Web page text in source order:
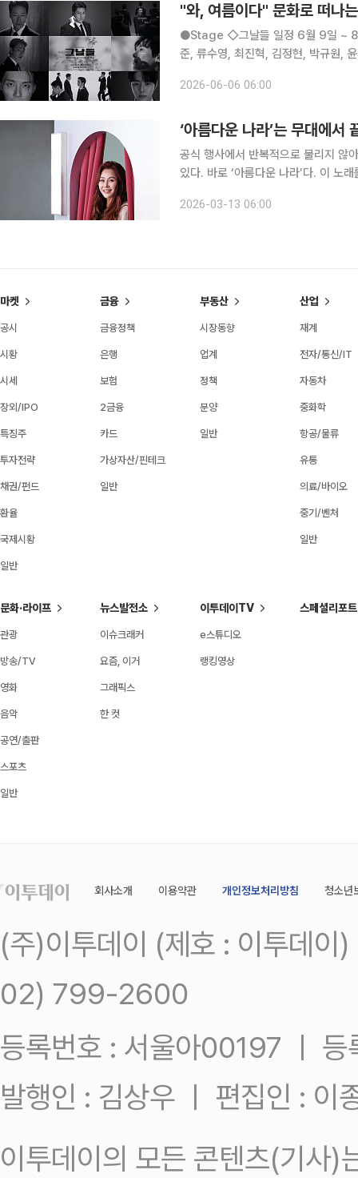
"와, 여름이다" 문화로 떠나
●Stage ◇그날들 일정 6월 9일 ~ 8월 23일 장소 디큐브 링크아트센터 연출 장유정 출연 엄기
준, 류수영, 최진혁, 김정현, 박규원, 윤시윤, 산들, 유선호 등
실을 배경으로 1992년 과
2026-06-06 06:00
‘아름다운 나라’는 무대에서
공식 행사에서 반복적으로 불리지 않
있다. 바로 ‘아름다운 나라’다. 이 노래를 부른 가수 신문희는 ‘제2의 애국가’라는 표현을 좋아하지
니다”라고 말한다. 신문희에게 ‘아름
2026-03-13 06:00
마켓
공시
시황
시세
장외/IPO
특징주
투자전략
채권/펀드
환율
국제시황
일반
금융
금융정책
은행
보험
2금융
카드
가상자산/핀테크
일반
부동산
시장동향
업계
정책
분양
일반
산업
재계
전자/통신/IT
자동차
중화학
항공/물류
유통
의료/바이오
중기/벤처
일반
문화·라이프
관광
방송/TV
영화
음악
공연/출판
스포츠
일반
뉴스발전소
이슈크래커
요즘, 이거
그래픽스
한 컷
이투데이TV
e스튜디오
랭킹영상
스페셜리포트
회사소개 이용약관 개인정보처리방침 청소년
(주)이투데이 (제호 : 이투데
02) 799-2600
등록번호 : 서울아00197 ㅣ
발행인 : 김상우 ㅣ 편집인 : 이
이투데이의 모든 콘텐츠(기사)